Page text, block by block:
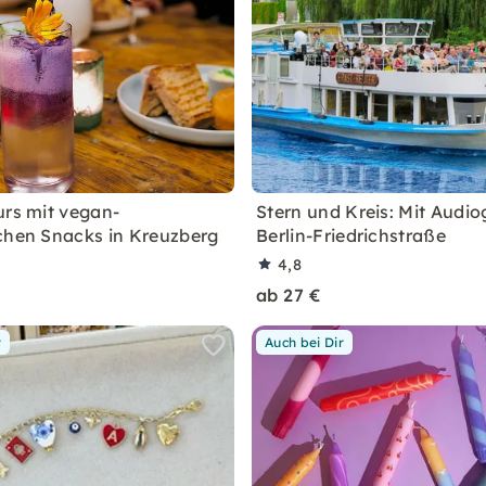
mit vegan-
Snacks in Kreuzberg
Stern und Kreis: Mit
Berlin-Friedrichstraße
4,8
ab 27 €
Auch bei Dir